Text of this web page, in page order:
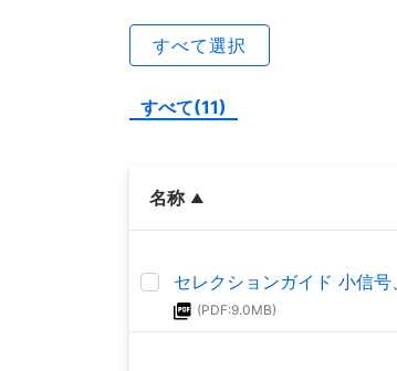
すべて選択
すべて(11)
名称
セレクションガイド 小信
(PDF:9.0MB)